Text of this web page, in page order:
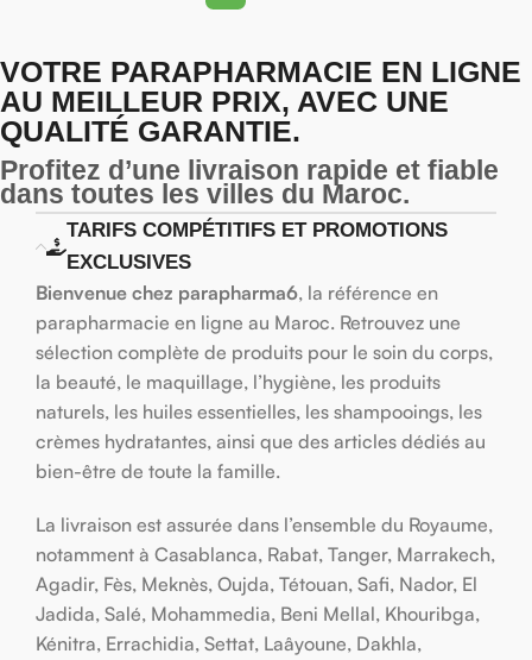
VOTRE PARAPHARMACIE EN LIGNE
AU MEILLEUR PRIX, AVEC UNE
QUALITÉ GARANTIE.
Profitez d’une livraison rapide et fiable
dans toutes les villes du Maroc.
TARIFS COMPÉTITIFS ET PROMOTIONS
EXCLUSIVES
Bienvenue chez parapharma6, la référence en
parapharmacie en ligne au Maroc. Retrouvez une
sélection complète de produits pour le soin du corps,
la beauté, le maquillage, l’hygiène, les produits
naturels, les huiles essentielles, les shampooings, les
crèmes hydratantes, ainsi que des articles dédiés au
bien-être de toute la famille.
La livraison est assurée dans l’ensemble du Royaume,
notamment à Casablanca, Rabat, Tanger, Marrakech,
Agadir, Fès, Meknès, Oujda, Tétouan, Safi, Nador, El
Jadida, Salé, Mohammedia, Beni Mellal, Khouribga,
Kénitra, Errachidia, Settat, Laâyoune, Dakhla,